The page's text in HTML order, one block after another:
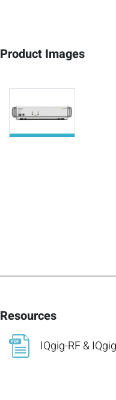
Product Images
Resources
IQgig-RF &